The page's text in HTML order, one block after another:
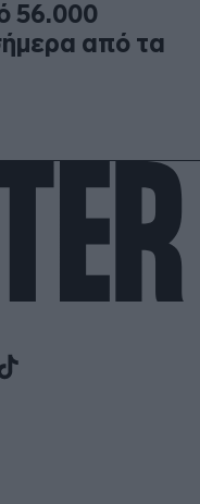
56.000
από τα